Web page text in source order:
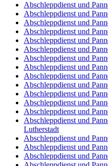
Abschleppdienst und
Abschleppdienst und
Abschleppdienst und
Abschleppdienst und
Abschleppdienst und
Abschleppdienst und
Abschleppdienst und
Abschleppdienst und
Abschleppdienst und
Abschleppdienst und
Abschleppdienst und
Abschleppdienst und
Abschleppdienst und
Abschleppdienst und
Lutherstadt
Abschleppdienst und
Abschleppdienst und
Abschleppdienst und